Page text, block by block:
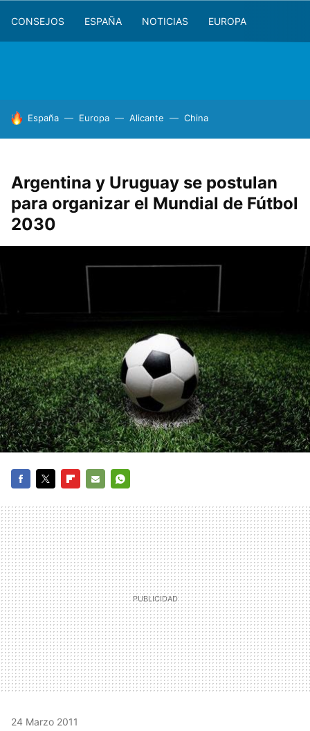
CONSEJOS ESPAÑA NOTICIAS EUROPA
HOY SE HABLA DE
España Europa Alicante China
Argentina y Uruguay se postulan
para organizar el Mundial de Fútbol
2030
MAIL
24 Marzo 2011